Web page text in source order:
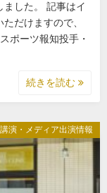
した。 記事はイ
だけますので、
ポーツ報知投手・
続きを読む
講演・メディア出演情報